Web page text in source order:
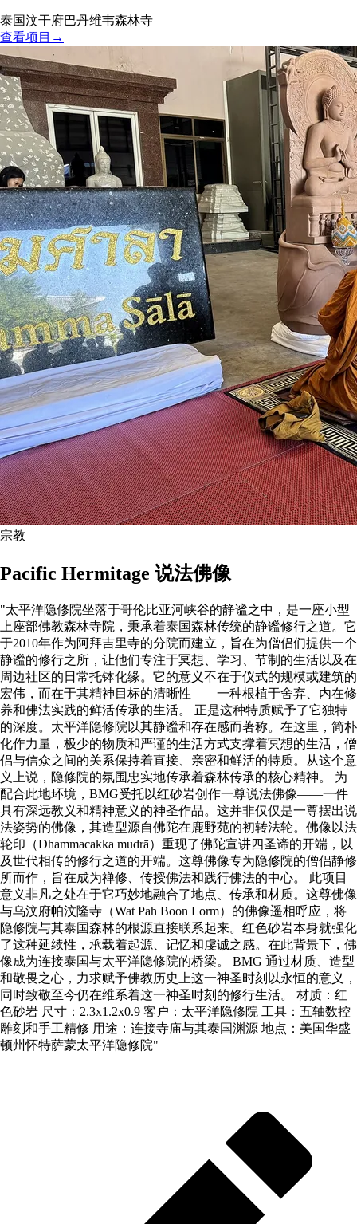
泰国汶干府巴丹维韦森林寺
查看项目 →
宗教
Pacific Hermitage 说法佛像
"太平洋隐修院坐落于哥伦比亚河峡谷的静谧之中，是一座小型
上座部佛教森林寺院，秉承着泰国森林传统的静谧修行之道。它
于2010年作为阿拜吉里寺的分院而建立，旨在为僧侣们提供一个
静谧的修行之所，让他们专注于冥想、学习、节制的生活以及在
周边社区的日常托钵化缘。它的意义不在于仪式的规模或建筑的
宏伟，而在于其精神目标的清晰性——一种根植于舍弃、内在修
养和佛法实践的鲜活传承的生活。 正是这种特质赋予了它独特
的深度。太平洋隐修院以其静谧和存在感而著称。在这里，简朴
化作力量，极少的物质和严谨的生活方式支撑着冥想的生活，僧
侣与信众之间的关系保持着直接、亲密和鲜活的特质。从这个意
义上说，隐修院的氛围忠实地传承着森林传承的核心精神。 为
配合此地环境，BMG受托以红砂岩创作一尊说法佛像——一件
具有深远教义和精神意义的神圣作品。这并非仅仅是一尊摆出说
法姿势的佛像，其造型源自佛陀在鹿野苑的初转法轮。佛像以法
轮印（Dhammacakka mudrā）重现了佛陀宣讲四圣谛的开端，以
及世代相传的修行之道的开端。这尊佛像专为隐修院的僧侣静修
所而作，旨在成为禅修、传授佛法和践行佛法的中心。 此项目
意义非凡之处在于它巧妙地融合了地点、传承和材质。这尊佛像
与乌汶府帕汶隆寺（Wat Pah Boon Lorm）的佛像遥相呼应，将
隐修院与其泰国森林的根源直接联系起来。红色砂岩本身就强化
了这种延续性，承载着起源、记忆和虔诚之感。在此背景下，佛
像成为连接泰国与太平洋隐修院的桥梁。 BMG 通过材质、造型
和敬畏之心，力求赋予佛教历史上这一神圣时刻以永恒的意义，
同时致敬至今仍在维系着这一神圣时刻的修行生活。 材质：红
色砂岩 尺寸：2.3x1.2x0.9 客户：太平洋隐修院 工具：五轴数控
雕刻和手工精修 用途：连接寺庙与其泰国渊源 地点：美国华盛
顿州怀特萨蒙太平洋隐修院"